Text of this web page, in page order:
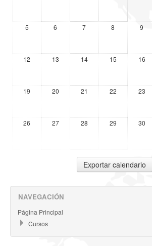
5 6 7 8 9
12 13 14 15 16
19 20 21 22 23
26 27 28 29 30
NAVEGACIÓN
Página Principal
Cursos